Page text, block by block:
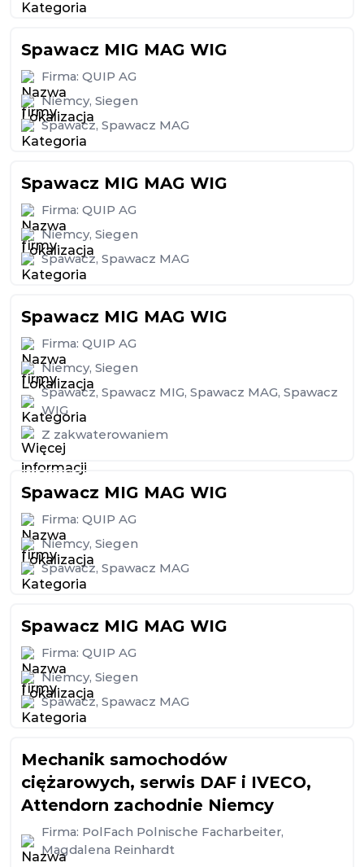
Spawacz MIG MAG WIG
Firma: QUIP AG
Niemcy, Siegen
Spawacz, Spawacz MAG
Spawacz MIG MAG WIG
Firma: QUIP AG
Niemcy, Siegen
Spawacz, Spawacz MAG
Spawacz MIG MAG WIG
Firma: QUIP AG
Niemcy, Siegen
Spawacz, Spawacz MIG, Spawacz MAG, Spawacz
WIG
Z zakwaterowaniem
Spawacz MIG MAG WIG
Firma: QUIP AG
Niemcy, Siegen
Spawacz, Spawacz MAG
Spawacz MIG MAG WIG
Firma: QUIP AG
Niemcy, Siegen
Spawacz, Spawacz MAG
Mechanik samochodów
ciężarowych, serwis DAF i IVECO,
Attendorn zachodnie Niemcy
Firma: PolFach Polnische Facharbeiter,
Magdalena Reinhardt